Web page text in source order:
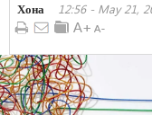
Хона 12:56 - May 21,